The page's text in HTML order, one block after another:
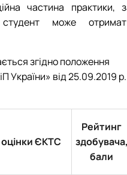
частина практики,
може
згідно положення
України» від 25.09.2019 р.
ЄКТС
Рейтинг
бали